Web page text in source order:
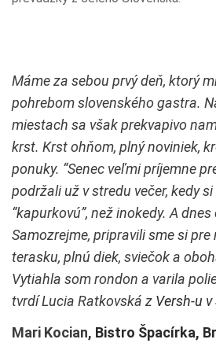
Máme za sebou prvý deň, ktorý
pohrebom slovenského gastra.
miestach sa však prekvapivo
krst. Krst ohňom, plný noviniek,
ponuky. “Senec veľmi príjemne
podržali už v stredu večer, kedy
“kapurkovú”, než inokedy. A
Samozrejme, pripravili sme si pre
terasku, plnú diek, sviečok a
Vytiahla som rondon a varila
tvrdí Lucia Ratkovská z Versh-u v
Mari Kocian, Bistro Špacírka,